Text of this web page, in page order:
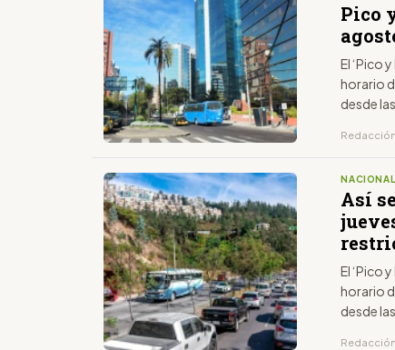
Pico
El ‘Pico
horario
desde
Así
El ‘Pico
horario
desde